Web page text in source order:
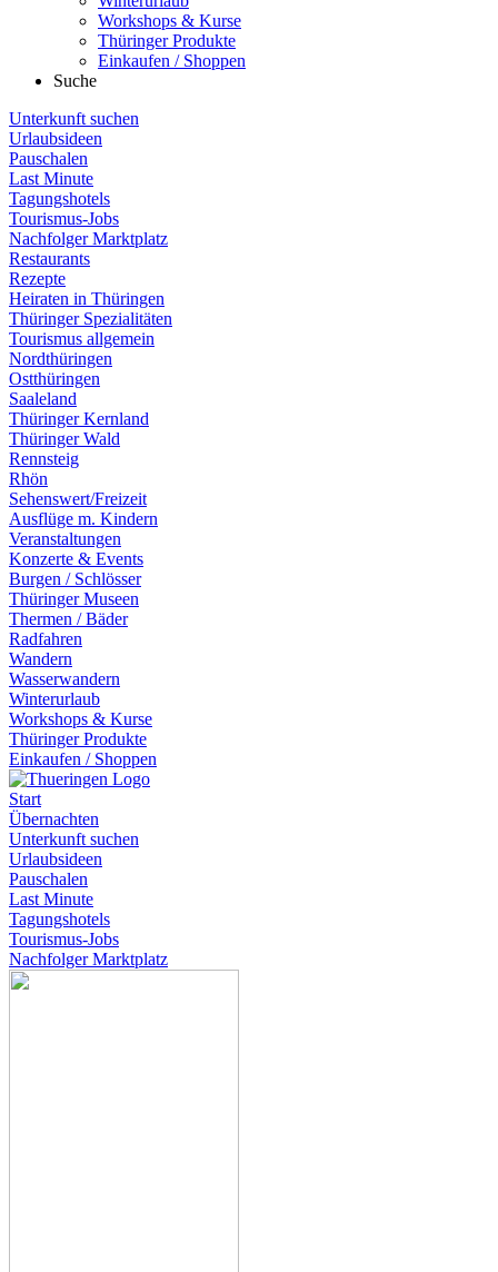
Workshops & Kurse
Thüringer Produkte
Einkaufen / Shoppen
Suche
Unterkunft suchen
Urlaubsideen
Pauschalen
Last Minute
Tagungshotels
Tourismus-Jobs
Nachfolger Marktplatz
Restaurants
Rezepte
Heiraten in Thüringen
Thüringer Spezialitäten
Tourismus allgemein
Nordthüringen
Ostthüringen
Saaleland
Thüringer Kernland
Thüringer Wald
Rennsteig
Rhön
Sehenswert/Freizeit
Ausflüge m. Kindern
Veranstaltungen
Konzerte & Events
Burgen / Schlösser
Thüringer Museen
Thermen / Bäder
Radfahren
Wandern
Wasserwandern
Winterurlaub
Workshops & Kurse
Thüringer Produkte
Einkaufen / Shoppen
Start
Übernachten
Unterkunft suchen
Urlaubsideen
Pauschalen
Last Minute
Tagungshotels
Tourismus-Jobs
Nachfolger Marktplatz